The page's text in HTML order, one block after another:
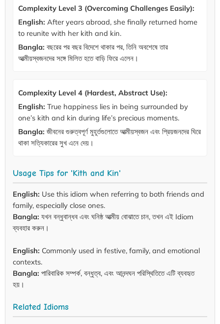
Complexity Level 3 (Overcoming Challenges Easily):
English: After years abroad, she finally returned home
to reunite with her kith and kin.
Bangla: বছরের পর বছর বিদেশে থাকার পর, তিনি অবশেষে তার
আত্মীয়স্বজনদের সঙ্গে মিলিত হতে বাড়ি ফিরে এলেন।
Complexity Level 4 (Hardest, Abstract Use):
English: True happiness lies in being surrounded by
one’s kith and kin during life’s precious moments.
Bangla: জীবনের গুরুত্বপূর্ণ মুহূর্তগুলোতে আত্মীয়স্বজন এবং প্রিয়জনদের ঘিরে
থাকা সত্যিকারের সুখ এনে দেয়।
Usage Tips for 'Kith and Kin'
English: Use this idiom when referring to both friends and
family, especially close ones.
Bangla: যখন বন্ধুবান্ধব এবং ঘনিষ্ঠ আত্মীয় বোঝাতে চান, তখন এই Idiom
ব্যবহার করুন।
English: Commonly used in festive, family, and emotional
contexts.
Bangla: পারিবারিক সম্পর্ক, বন্ধুত্ব, এবং আনন্দঘন পরিস্থিতিতে এটি ব্যবহৃত
হয়।
Related Idioms